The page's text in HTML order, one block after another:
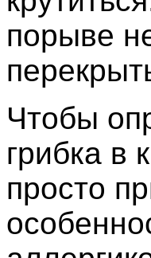
порыве
Чтобы
грибка в
просто